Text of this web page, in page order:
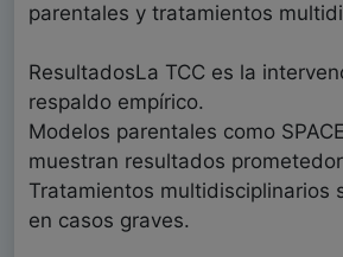
parentales y tratamientos
ResultadosLa TCC es la
respaldo empírico.
Modelos parentales como
muestran resultados
Tratamientos multidisciplinarios
en casos graves.